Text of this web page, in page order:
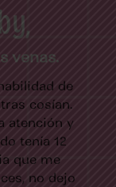
venas.
de
cosían.
atención y
tenía 12
que me
no dejo